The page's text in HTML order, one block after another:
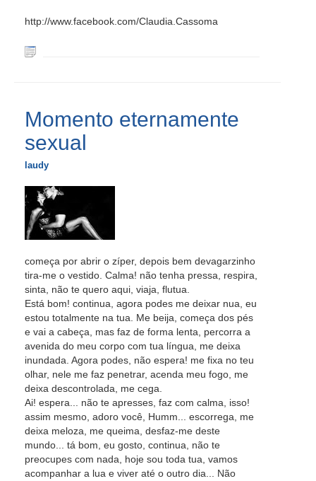
http://www.facebook.com/Claudia.Cassoma
Momento eternamente
sexual
laudy
começa por abrir o zíper, depois bem devagarzinho
tira-me o vestido. Calma! não tenha pressa, respira,
sinta, não te quero aqui, viaja, flutua.
Está bom! continua, agora podes me deixar nua, eu
estou totalmente na tua. Me beija, começa dos pés
e vai a cabeça, mas faz de forma lenta, percorra a
avenida do meu corpo com tua língua, me deixa
inundada. Agora podes, não espera! me fixa no teu
olhar, nele me faz penetrar, acenda meu fogo, me
deixa descontrolada, me cega.
Ai! espera... não te apresses, faz com calma, isso!
assim mesmo, adoro você, Humm... escorrega, me
deixa meloza, me queima, desfaz-me deste
mundo... tá bom, eu gosto, continua, não te
preocupes com nada, hoje sou toda tua, vamos
acompanhar a lua e viver até o outro dia... Não